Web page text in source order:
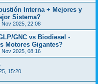
Interna + Mejores y
Sistema?
Nov 2025, 22:08
GNC vs Biodiesel -
Motores Gigantes?
Nov 2025, 08:16
15:20